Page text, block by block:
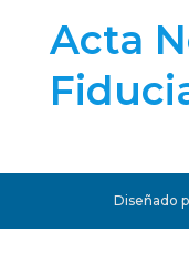
Acta
Diseñado